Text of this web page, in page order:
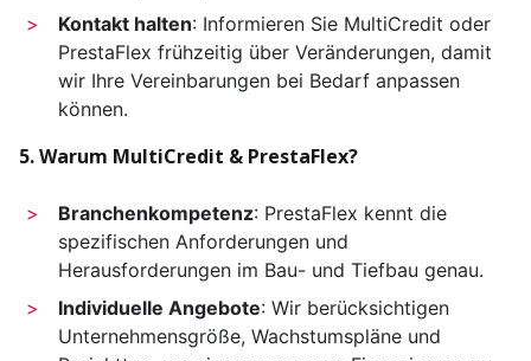
Kontakt halten: Informieren Sie MultiCredit oder
PrestaFlex frühzeitig über Veränderungen, damit
wir Ihre Vereinbarungen bei Bedarf anpassen
können.
5. Warum MultiCredit & PrestaFlex?
Branchenkompetenz: PrestaFlex kennt die
spezifischen Anforderungen und
Herausforderungen im Bau- und Tiefbau genau.
Individuelle Angebote: Wir berücksichtigen
Unternehmensgröße, Wachstumspläne und